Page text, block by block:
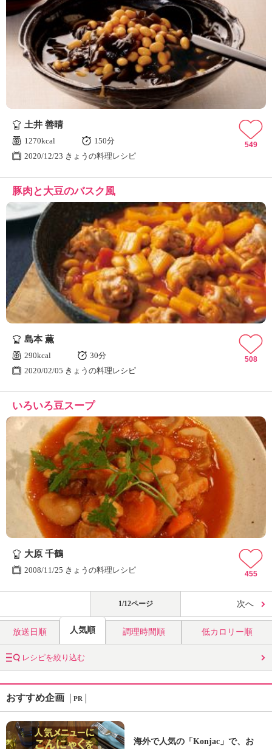
土井 善晴
1270kcal
150分
2020/12/23 きょうの料理レシピ
549
豚肉と大豆のバスク風
島本 薫
290kcal
30分
2020/02/05 きょうの料理レシピ
508
いろいろ豆スープ
大原 千鶴
2008/11/25 きょうの料理レシピ 455
1/12ページ 次へ
放送日順 人気順 調理時間順 低カロリー順
レシピを絞り込む
おすすめ企画 PR
海外で人気の「Konjac」で、お